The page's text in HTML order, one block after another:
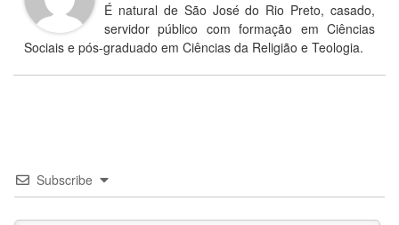
É natural de São José do Rio Preto, casado,
servidor público com formação em Ciências
Sociais e pós-graduado em Ciências da Religião e Teologia.
Subscribe